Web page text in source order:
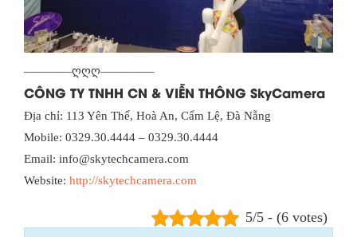
————ღღღ————–
CÔNG TY TNHH CN & VIỄN THÔNG SkyCamera
Địa chỉ: 113 Yên Thế, Hoà An, Cẩm Lệ, Đà Nẵng
Mobile: 0329.30.4444 – 0329.30.4444
Email: info@skytechcamera.com
Website: http://skytechcamera.com
5/5 - (6 votes)